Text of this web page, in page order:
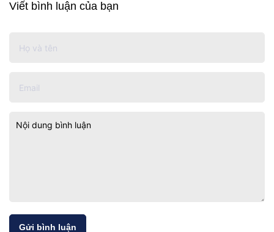
Viết bình luận của bạn
Gửi bình luận